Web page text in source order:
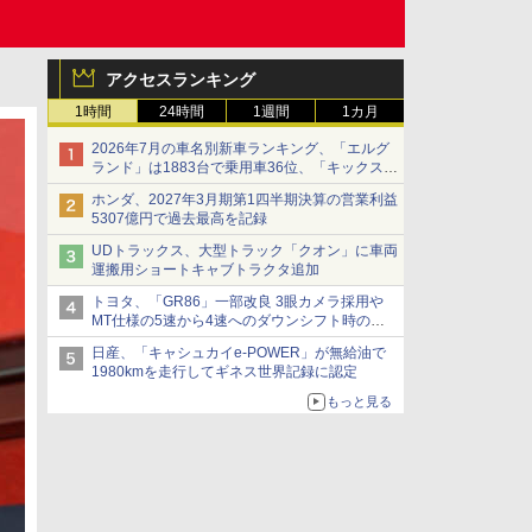
アクセスランキング
1時間 24時間 1週間 1カ月
2026年7月の車名別新車ランキング、「エルグ
ランド」は1883台で乗用車36位、「キックス」
は2591台で27位に
ホンダ、2027年3月期第1四半期決算の営業利益
5307億円で過去最高を記録
UDトラックス、大型トラック「クオン」に車両
運搬用ショートキャブトラクタ追加
トヨタ、「GR86」一部改良 3眼カメラ採用や
MT仕様の5速から4速へのダウンシフト時の操
作性向上など
日産、「キャシュカイe-POWER」が無給油で
1980kmを走行してギネス世界記録に認定
もっと見る